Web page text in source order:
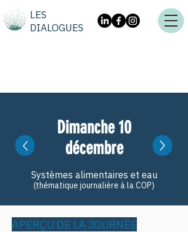
LES
DIALOGUES
Dimanche 10
décembre
Systèmes alimentaires et eau
(thématique journalière à la COP)
APERÇU DE LA JOURNÉE